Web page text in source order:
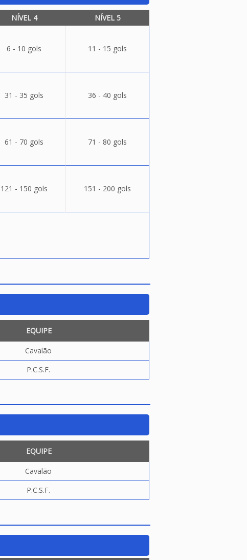
NÍVEL 4 NÍVEL 5
6 - 10 gols 11 - 15 gols
31 - 35 gols 36 - 40 gols
61 - 70 gols 71 - 80 gols
121 - 150 gols 151 - 200 gols
EQUIPE
Cavalão
P.C.S.F.
EQUIPE
Cavalão
P.C.S.F.